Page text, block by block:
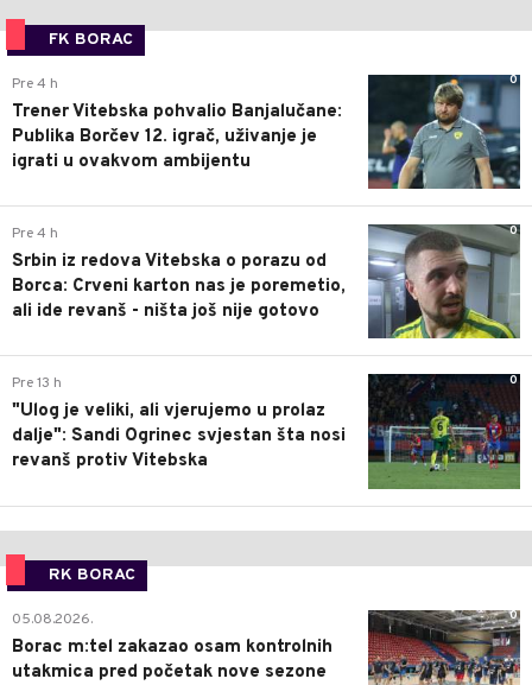
FK BORAC
0
Pre 4 h
Trener Vitebska pohvalio Banjalučane:
Publika Borčev 12. igrač, uživanje je
igrati u ovakvom ambijentu
0
Pre 4 h
Srbin iz redova Vitebska o porazu od
Borca: Crveni karton nas je poremetio,
ali ide revanš - ništa još nije gotovo
0
Pre 13 h
"Ulog je veliki, ali vjerujemo u prolaz
dalje": Sandi Ogrinec svjestan šta nosi
revanš protiv Vitebska
RK BORAC
0
05.08.2026.
Borac m:tel zakazao osam kontrolnih
utakmica pred početak nove sezone